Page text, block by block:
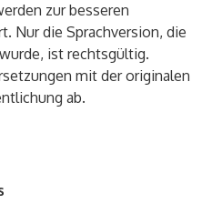
zur besseren
Nur die Sprachversion, die
ist rechtsgültig.
mit der originalen
ab.